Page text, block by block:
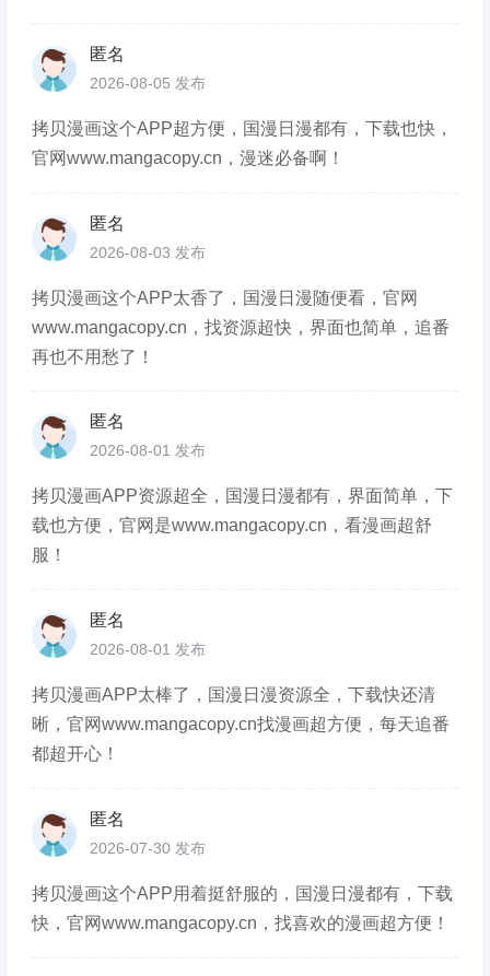
匿名
2026-08-05 发布
拷贝漫画这个APP超方便，国漫日漫都有，下载也快，
官网www.mangacopy.cn，漫迷必备啊！
匿名
2026-08-03 发布
拷贝漫画这个APP太香了，国漫日漫随便看，官网
www.mangacopy.cn，找资源超快，界面也简单，追番
再也不用愁了！
匿名
2026-08-01 发布
拷贝漫画APP资源超全，国漫日漫都有，界面简单，下
载也方便，官网是www.mangacopy.cn，看漫画超舒
服！
匿名
2026-08-01 发布
拷贝漫画APP太棒了，国漫日漫资源全，下载快还清
晰，官网www.mangacopy.cn找漫画超方便，每天追番
都超开心！
匿名
2026-07-30 发布
拷贝漫画这个APP用着挺舒服的，国漫日漫都有，下载
快，官网www.mangacopy.cn，找喜欢的漫画超方便！